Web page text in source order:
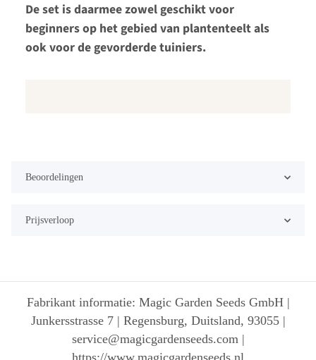
De set is daarmee zowel geschikt voor
beginners op het gebied van plantenteelt als
ook voor de gevorderde tuiniers.
Beoordelingen
Prijsverloop
Fabrikant informatie: Magic Garden Seeds GmbH |
Junkersstrasse 7 | Regensburg, Duitsland, 93055 |
service@magicgardenseeds.com |